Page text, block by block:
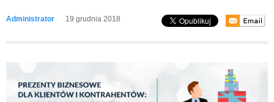
Administrator 19 grudnia 2018